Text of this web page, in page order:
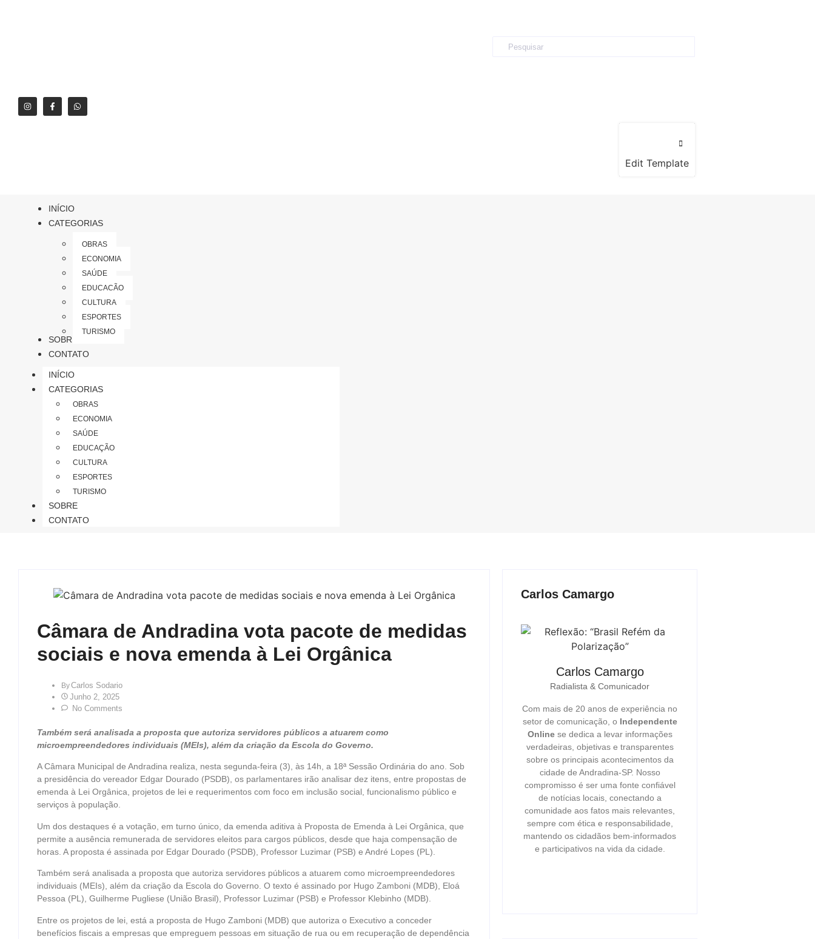
Edit Template
INÍCIO
CATEGORIAS
OBRAS
ECONOMIA
SAÚDE
EDUCAÇÃO
CULTURA
ESPORTES
TURISMO
SOBRE
CONTATO
INÍCIO
CATEGORIAS
OBRAS
ECONOMIA
SAÚDE
EDUCAÇÃO
CULTURA
ESPORTES
TURISMO
SOBRE
CONTATO
Câmara de Andradina vota pacote de medidas
sociais e nova emenda à Lei Orgânica
ByCarlos Sodario
Junho 2, 2025
No Comments
Também será analisada a proposta que autoriza servidores públicos a atuarem como
microempreendedores individuais (MEIs), além da criação da Escola do Governo.
A Câmara Municipal de Andradina realiza, nesta segunda-feira (3), às 14h, a 18ª Sessão Ordinária do ano. Sob
a presidência do vereador Edgar Dourado (PSDB), os parlamentares irão analisar dez itens, entre propostas de
emenda à Lei Orgânica, projetos de lei e requerimentos com foco em inclusão social, funcionalismo público e
serviços à população.
Um dos destaques é a votação, em turno único, da emenda aditiva à Proposta de Emenda à Lei Orgânica, que
permite a ausência remunerada de servidores eleitos para cargos públicos, desde que haja compensação de
horas. A proposta é assinada por Edgar Dourado (PSDB), Professor Luzimar (PSB) e André Lopes (PL).
Também será analisada a proposta que autoriza servidores públicos a atuarem como microempreendedores
individuais (MEIs), além da criação da Escola do Governo. O texto é assinado por Hugo Zamboni (MDB), Eloá
Pessoa (PL), Guilherme Pugliese (União Brasil), Professor Luzimar (PSB) e Professor Klebinho (MDB).
Entre os projetos de lei, está a proposta de Hugo Zamboni (MDB) que autoriza o Executivo a conceder
benefícios fiscais a empresas que empreguem pessoas em situação de rua ou em recuperação de dependência
Carlos Camargo
Carlos Camargo
Radialista & Comunicador
Com mais de 20 anos de experiência no
setor de comunicação, o Independente
Onlinese dedica a levar informações
verdadeiras, objetivas e transparentes
sobre os principais acontecimentos da
cidade de Andradina-SP. Nosso
compromisso é ser uma fonte confiável
de notícias locais, conectando a
comunidade aos fatos mais relevantes,
sempre com ética e responsabilidade,
mantendo os cidadãos bem-informados
e participativos na vida da cidade.